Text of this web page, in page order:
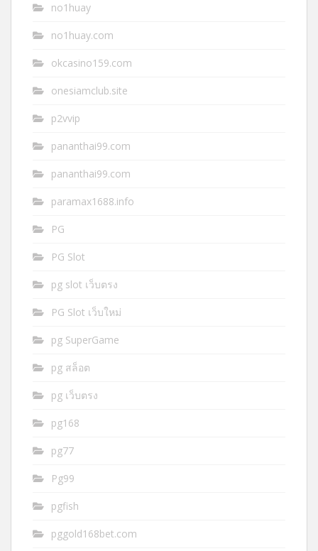
no1huay
no1huay.com
okcasino159.com
onesiamclub.site
p2vvip
pananthai99.com
pananthai99.com
paramax1688.info
PG
PG Slot
pg slot เว็บตรง
PG Slot เว็บใหม่
pg SuperGame
pg สล็อต
pg เว็บตรง
pg168
pg77
Pg99
pgfish
pggold168bet.com